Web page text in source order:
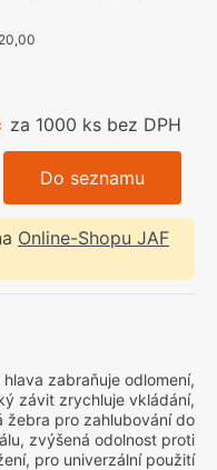
20,00
za 1000 ks bez DPH
Do seznamu
Online-Shopu JAF
hlava zabraňuje odlomení,
závit zrychluje vkládání,
žebra pro zahlubování do
zvýšená odolnost proti
pro univerzální použití